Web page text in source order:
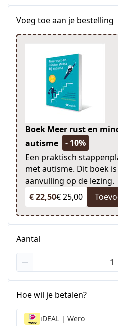
Voeg toe aan je bestelling
Boek Meer rust en
autisme
- 10%
Een praktisch
met autisme. Dit boek
aanvulling op de lezing.
€ 22,50€ 25,00
Aantal
Hoe wil je betalen?
iDEAL | Wero